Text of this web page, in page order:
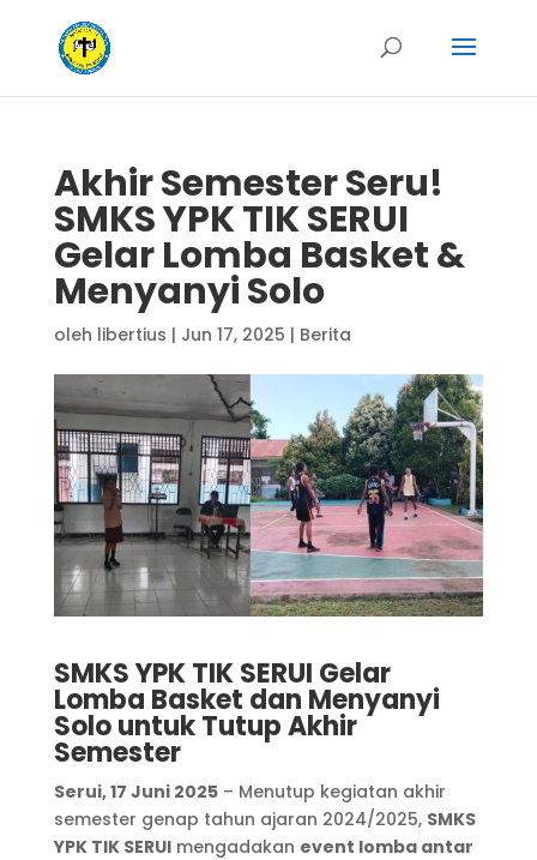
Akhir Semester Seru!
SMKS YPK TIK SERUI
Gelar Lomba Basket &
Menyanyi Solo
oleh libertius | Jun 17, 2025 | Berita
SMKS YPK TIK SERUI Gelar
Lomba Basket dan Menyanyi
Solo untuk Tutup Akhir
Semester
Serui, 17 Juni 2025– Menutup kegiatan akhir
semester genap tahun ajaran 2024/2025, SMKS
YPK TIK SERUImengadakan event lomba antar